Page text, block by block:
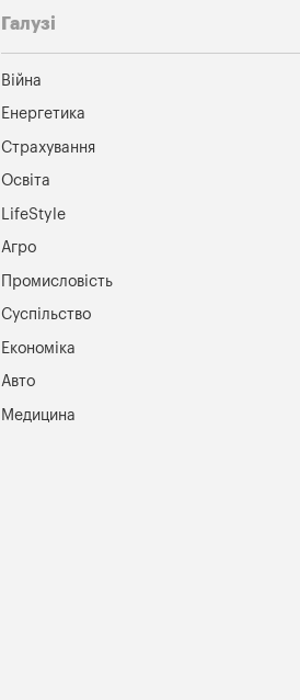
Галузі
Війна
Енергетика
Страхування
Освіта
LifeStyle
Агро
Промисловість
Суспільство
Економіка
Авто
Медицина